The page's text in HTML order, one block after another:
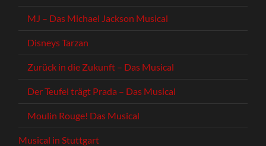
MJ – Das Michael Jackson Musical
Disneys Tarzan
Zurück in die Zukunft – Das Musical
Der Teufel trägt Prada – Das Musical
Moulin Rouge! Das Musical
Musical in Stuttgart